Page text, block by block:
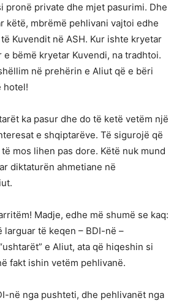
pronë private dhe mjet pasurimi. Dhe
këtë, mbrëmë pehlivani vajtoi edhe
Kuvendit në ASH. Kur ishte kryetar
bëmë kryetar Kuvendi, na tradhtoi.
në prehërin e Aliut që e bëri
hotel!
ka pasur dhe do të ketë vetëm një
e shqiptarëve. Të sigurojë që
mos lihen pas dore. Këtë nuk mund
diktaturën ahmetiane në
Madje, edhe më shumë se kaq:
larguar të keqen – BDI-në –
e Aliut, ata që hiqeshin si
fakt ishin vetëm pehlivanë.
në nga pushteti, dhe pehlivanët nga